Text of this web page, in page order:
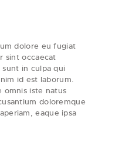
dolore eu fugiat
sint occaecat
in culpa qui
id est laborum.
omnis iste natus
doloremque
eaque ipsa